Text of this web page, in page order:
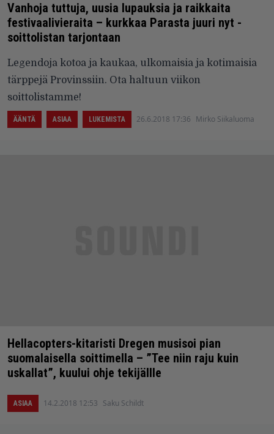
Vanhoja tuttuja, uusia lupauksia ja raikkaita
festivaalivieraita – kurkkaa Parasta juuri nyt -
soittolistan tarjontaan
Legendoja kotoa ja kaukaa, ulkomaisia ja kotimaisia
tärppejä Provinssiin. Ota haltuun viikon
soittolistamme!
ÄÄNTÄ ASIAA LUKEMISTA 26.6.2018 17:36 Mirko Siikaluoma
Hellacopters-kitaristi Dregen musisoi pian
suomalaisella soittimella – ”Tee niin raju kuin
uskallat”, kuului ohje tekijällle
ASIAA 14.2.2018 12:53 Saku Schildt